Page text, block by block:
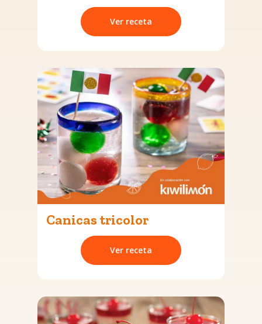
Ver receta
Canicas tricolor
Ver receta